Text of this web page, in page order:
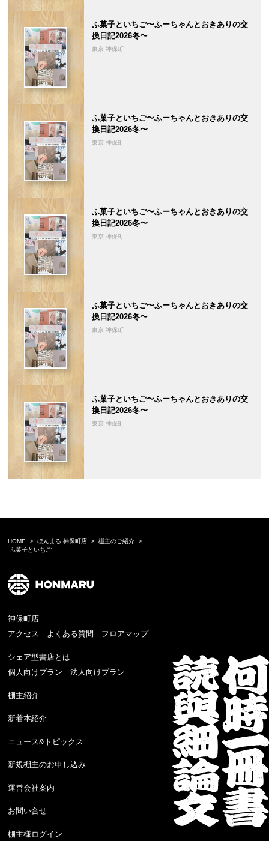
ふ菓子といちご〜ふーちゃんとおきありの交
換日記2026冬〜
東京 神保町
ふ菓子といちご〜ふーちゃんとおきありの交
換日記2026冬〜
東京 神保町
ふ菓子といちご〜ふーちゃんとおきありの交
換日記2026冬〜
東京 神保町
ふ菓子といちご〜ふーちゃんとおきありの交
換日記2026冬〜
東京 神保町
ふ菓子といちご〜ふーちゃんとおきありの交
換日記2026冬〜
東京 神保町
HOME ほんまる 神保町店
棚主のご紹介
ふ菓子といちご
神保町店
アクセス
よくある質問 フロアマップ
シェア型書店とは
個人向けプラン
法人向けプラン
棚主紹介
新着本紹介
ニュース&トピックス
新規棚主のお申し込み
運営会社案内
お問い合せ
棚主様ログイン